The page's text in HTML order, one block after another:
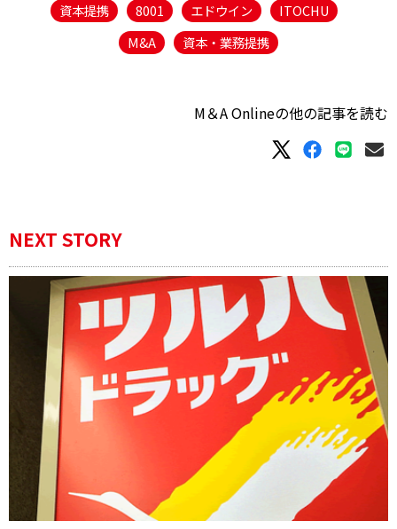
資本提携
8001 エドウイン
ITOCHU
M&A
資本・業務提携
M＆A Onlineの他の記事を読む
NEXT STORY